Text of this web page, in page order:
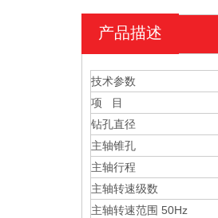
产品描述
技术参数
项 目
钻孔直径
主轴锥孔
主轴行程
主轴转速级数
主轴转速范围 50Hz